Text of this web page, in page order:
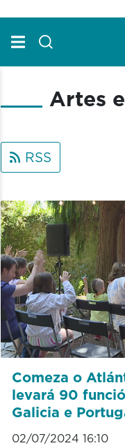
Artes
RSS
Comeza o
levará 90
Galicia e
02/07/2024 16:10